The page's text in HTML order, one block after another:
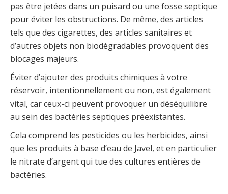
pas être jetées dans un puisard ou une fosse septique
pour éviter les obstructions. De même, des articles
tels que des cigarettes, des articles sanitaires et
d’autres objets non biodégradables provoquent des
blocages majeurs.
Éviter d’ajouter des produits chimiques à votre
réservoir, intentionnellement ou non, est également
vital, car ceux-ci peuvent provoquer un déséquilibre
au sein des bactéries septiques préexistantes.
Cela comprend les pesticides ou les herbicides, ainsi
que les produits à base d’eau de Javel, et en particulier
le nitrate d’argent qui tue des cultures entières de
bactéries.